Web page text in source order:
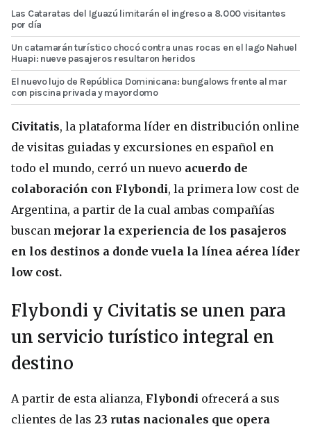
Las Cataratas del Iguazú limitarán el ingreso a 8.000 visitantes
por día
Un catamarán turístico chocó contra unas rocas en el lago Nahuel
Huapi: nueve pasajeros resultaron heridos
El nuevo lujo de República Dominicana: bungalows frente al mar
con piscina privada y mayordomo
Civitatis, la plataforma líder en distribución online
de visitas guiadas y excursiones en español en
todo el mundo, cerró un nuevo acuerdo de
colaboración con Flybondi, la primera low cost de
Argentina, a partir de la cual ambas compañías
buscan mejorar la experiencia de los pasajeros
en los destinos a donde vuela la línea aérea líder
low cost.
Flybondi y Civitatis se unen para
un servicio turístico integral en
destino
A partir de esta alianza, Flybondi ofrecerá a sus
clientes de las 23 rutas nacionales que opera